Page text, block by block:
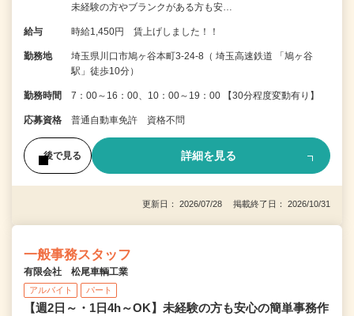
未経験の方やブランクがある方も安…
給与 時給1,450円 賃上げしました！！
勤務地
埼玉県川口市鳩ヶ谷本町3-24-8（ 埼玉高速鉄道 「鳩ヶ谷
駅」徒歩10分）
勤務時間 7：00～16：00、10：00～19：00 【30分程度変動有り】
応募資格 普通自動車免許 資格不問
後で見る 詳細を見る
更新日： 2026/07/28 掲載終了日： 2026/10/31
一般事務スタッフ
有限会社 松尾車輌工業
アルバイト パート
【週2日～・1日4h～OK】未経験の方も安心の簡単事務作